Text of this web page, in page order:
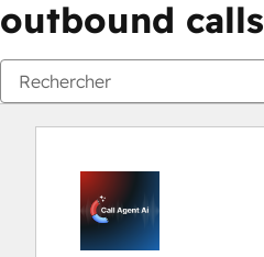
outbound calls